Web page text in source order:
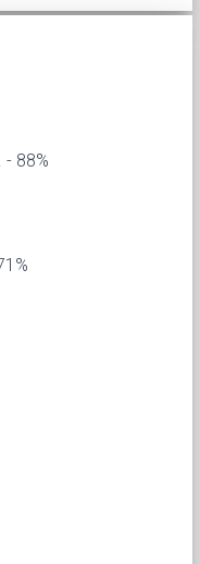
- 88%